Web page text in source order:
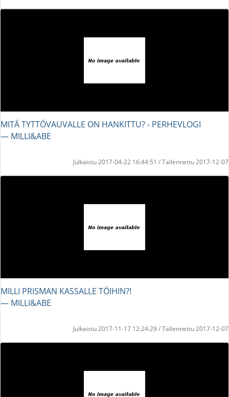
MITÄ TYTTÖVAUVALLE ON HANKITTU? - PERHEVLOGI
― MILLI&ABE
Julkaistu 2017-04-22 16:44:51 / Tallennettu 2017-12-07
MILLI PRISMAN KASSALLE TÖIHIN?!
― MILLI&ABE
Julkaistu 2017-11-17 12:24:29 / Tallennettu 2017-12-07